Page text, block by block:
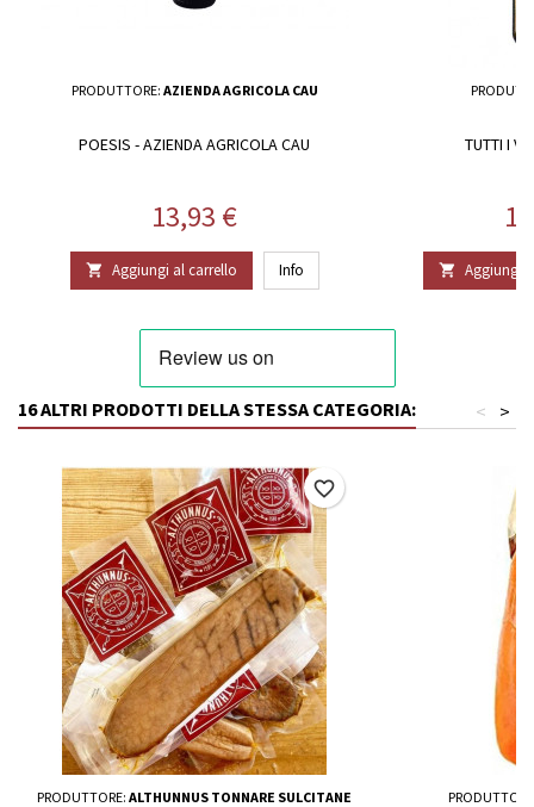
PRODUTTORE: AZIENDA AGRICOLA CAU
POESIS - AZIENDA AGRICOLA CAU
Prezzo
13,93 €
 Aggiungi al carrello Info
TUTTI I
 Aggiungi
16 ALTRI PRODOTTI DELLA STESSA CATEGORIA: >
<
PRODUTTORE: ALTHUNNUS TONNARE SULCITANE
favorite_border